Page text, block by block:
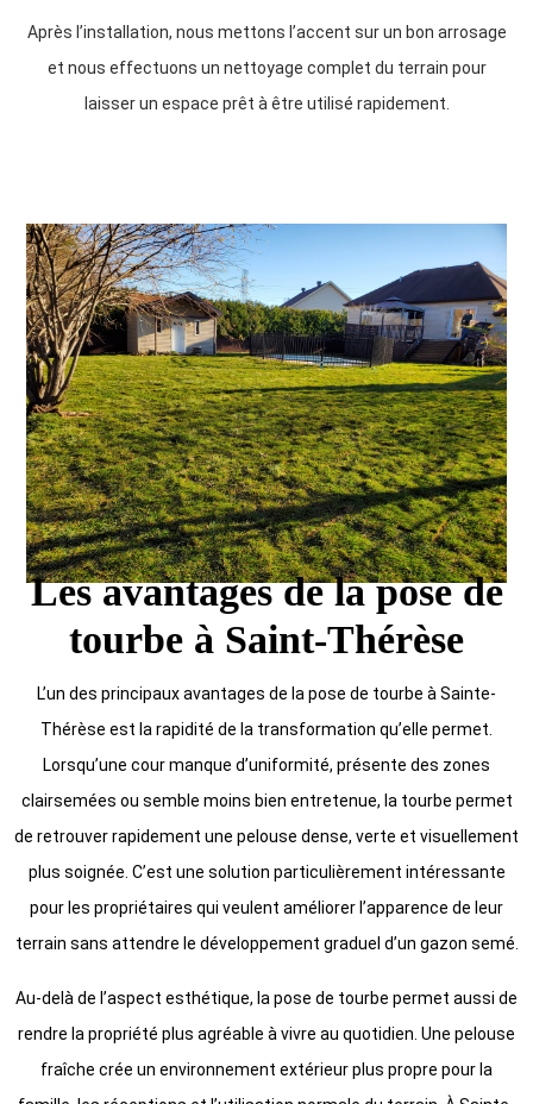
Après l’installation, nous mettons l’accent sur un bon arrosage
et nous effectuons un nettoyage complet du terrain pour
laisser un espace prêt à être utilisé rapidement.
Les avantages de la pose de
tourbe à Saint-Thérèse
L’un des principaux avantages de la pose de tourbe à Sainte-
Thérèse est la rapidité de la transformation qu’elle permet.
Lorsqu’une cour manque d’uniformité, présente des zones
clairsemées ou semble moins bien entretenue, la tourbe permet
de retrouver rapidement une pelouse dense, verte et visuellement
plus soignée. C’est une solution particulièrement intéressante
pour les propriétaires qui veulent améliorer l’apparence de leur
terrain sans attendre le développement graduel d’un gazon semé.
Au-delà de l’aspect esthétique, la pose de tourbe permet aussi de
rendre la propriété plus agréable à vivre au quotidien. Une pelouse
fraîche crée un environnement extérieur plus propre pour la